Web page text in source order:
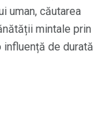
uman, căutarea
mintale prin
influență de durată